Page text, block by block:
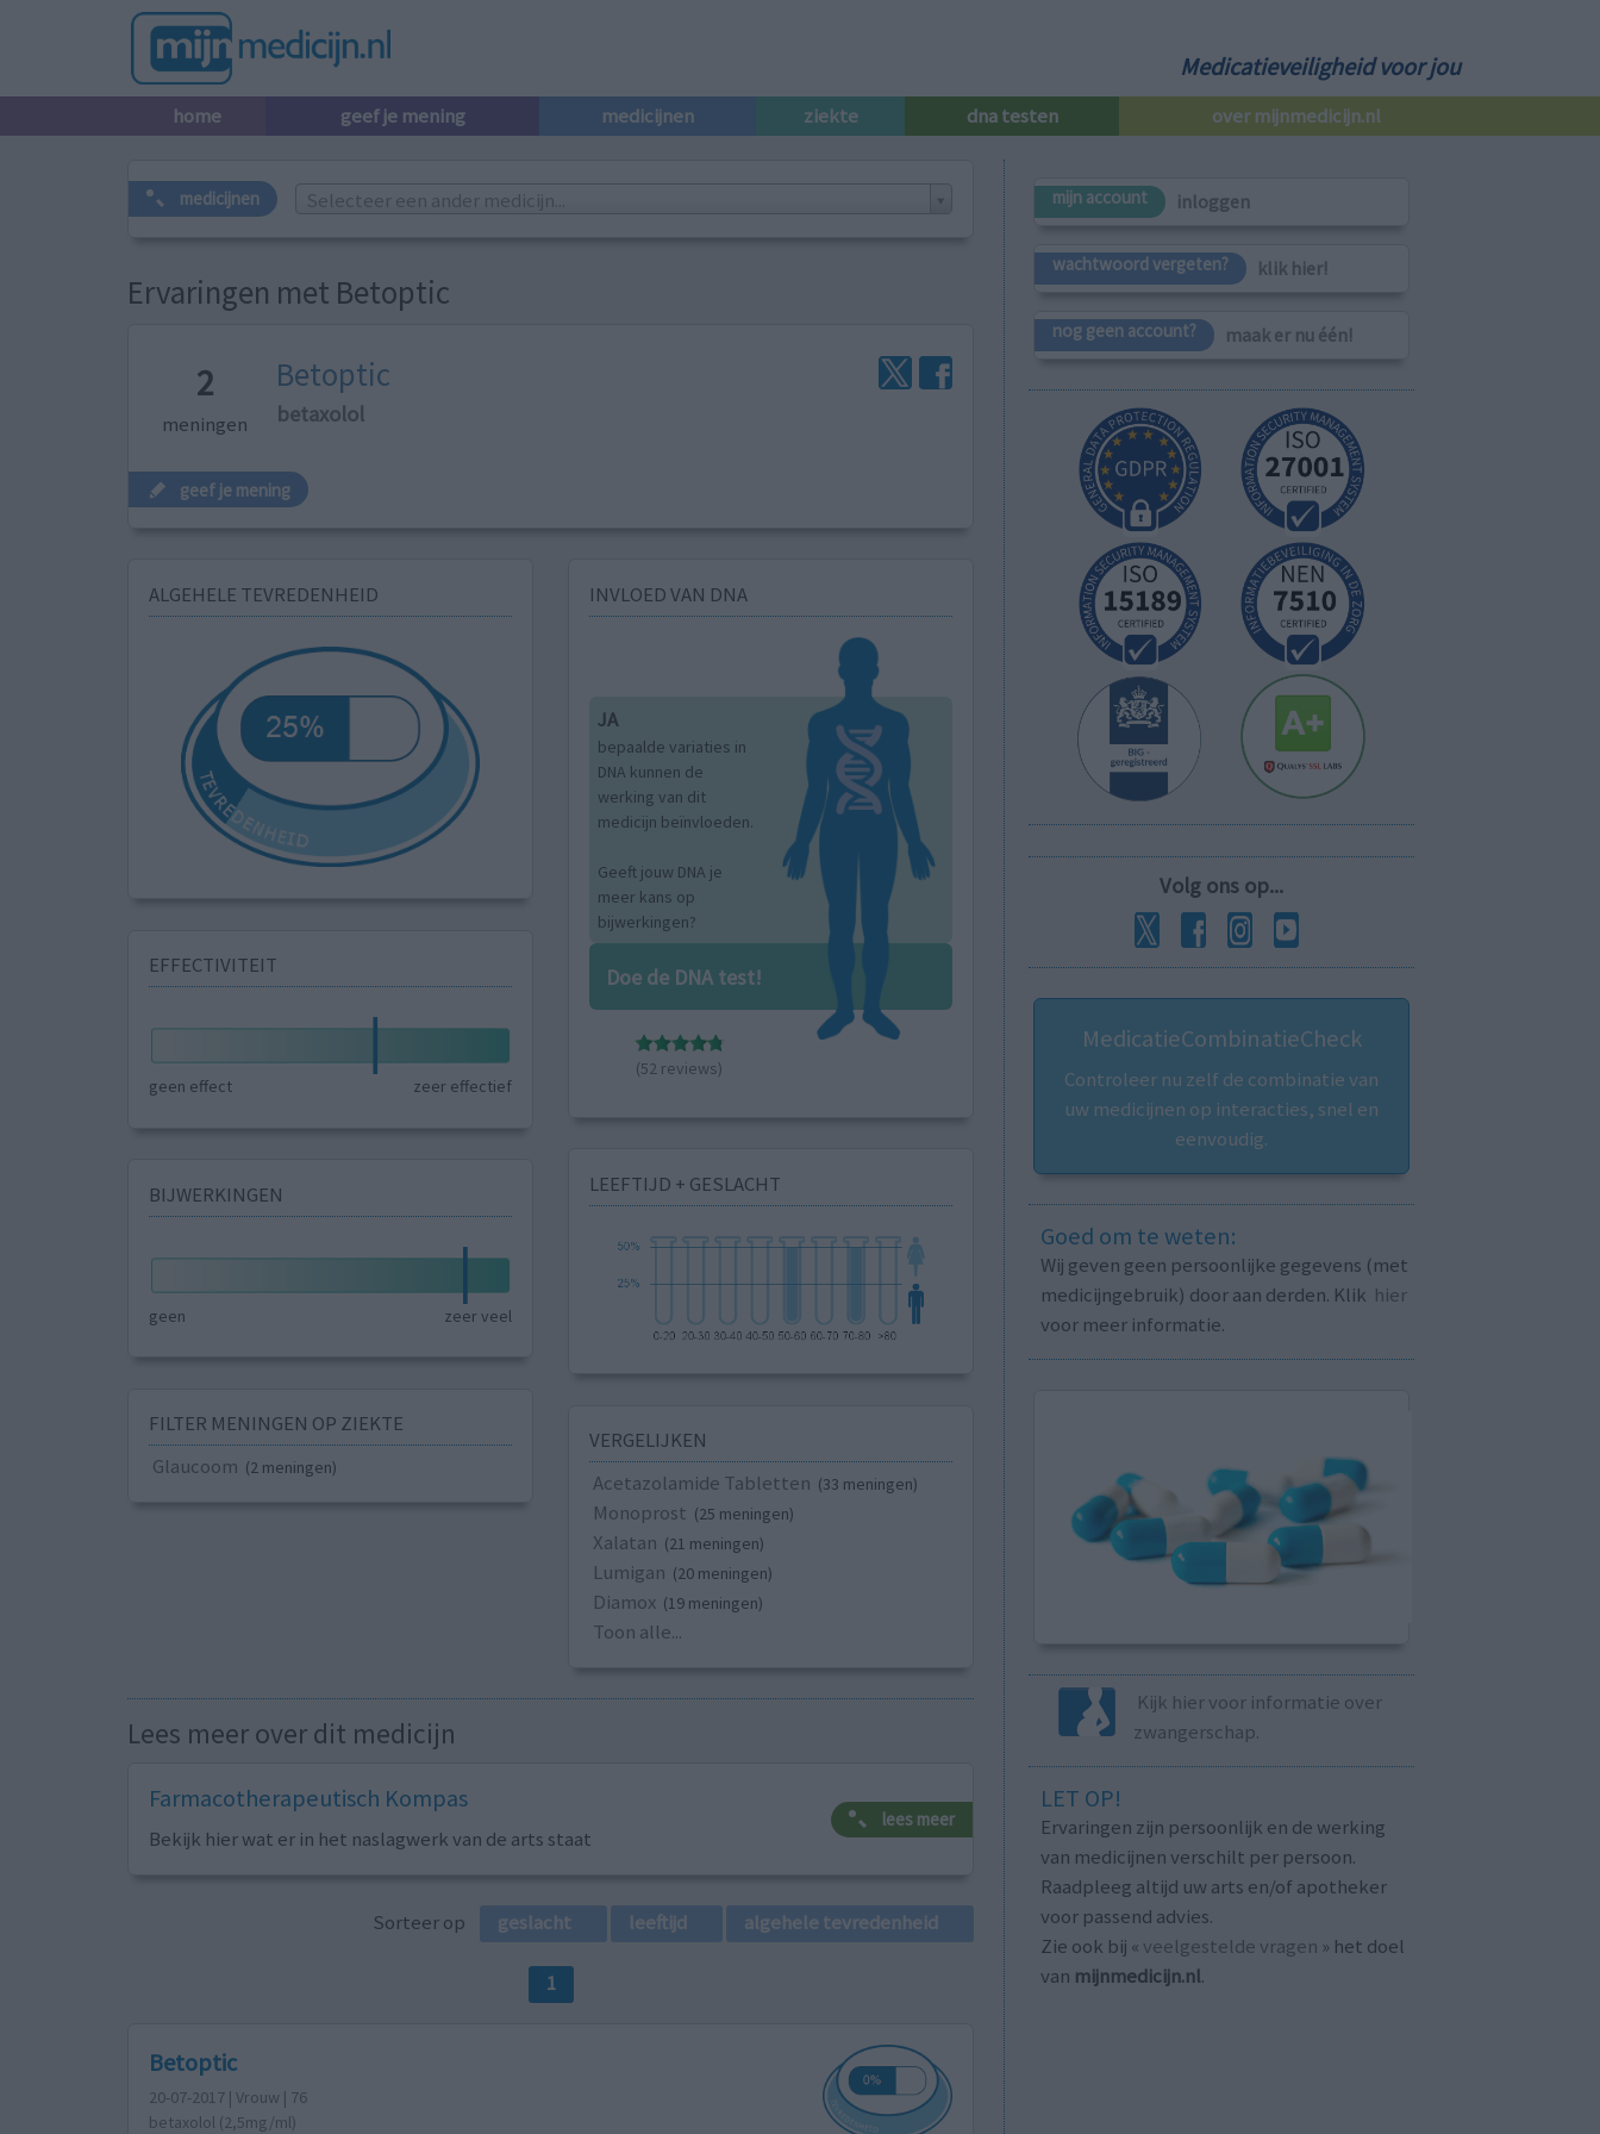
Medicatieveiligheid voor jou
home geef je mening medicijnen ziekte dna testen over mijnmedicijn.nl
medicijnen Selecteer een ander medicijn...
Ervaringen met Betoptic
2
meningen
Betoptic
betaxolol
geef je mening
ALGEHELE TEVREDENHEID
EFFECTIVITEIT
geen effect zeer effectief
BIJWERKINGEN
geen zeer veel
FILTER MENINGEN OP ZIEKTE
Glaucoom (2 meningen)
INVLOED VAN DNA
JA
bepaalde variaties in
DNA kunnen de
werking van dit
medicijn beïnvloeden.
Geeft jouw DNA je
meer kans op
bijwerkingen?
Doe de DNA test!
(52 reviews)
LEEFTIJD + GESLACHT
VERGELIJKEN
Acetazolamide Tabletten (33 meningen)
Monoprost (25 meningen)
Xalatan (21 meningen)
Lumigan (20 meningen)
Diamox (19 meningen)
Toon alle...
Lees meer over dit medicijn
Farmacotherapeutisch Kompas
Bekijk hier wat er in het naslagwerk van de arts staat
lees meer
Sorteer op geslacht leeftijd algehele tevredenheid
1
Betoptic
20-07-2017 | Vrouw | 76
betaxolol (2,5mg/ml)
mijn account inloggen
wachtwoord vergeten? klik hier!
nog geen account? maak er nu één!
Volg ons op...
MedicatieCombinatieCheck
Controleer nu zelf de combinatie van
uw medicijnen op interacties, snel en
eenvoudig.
Goed om te weten:
Wij geven geen persoonlijke gegevens (met
medicijngebruik) door aan derden. Klik hier
voor meer informatie.
Kijk hier voor informatie over
zwangerschap.
LET OP!
Ervaringen zijn persoonlijk en de werking
van medicijnen verschilt per persoon.
Raadpleeg altijd uw arts en/of apotheker
voor passend advies.
Zie ook bij « veelgestelde vragen » het doel
van mijnmedicijn.nl.